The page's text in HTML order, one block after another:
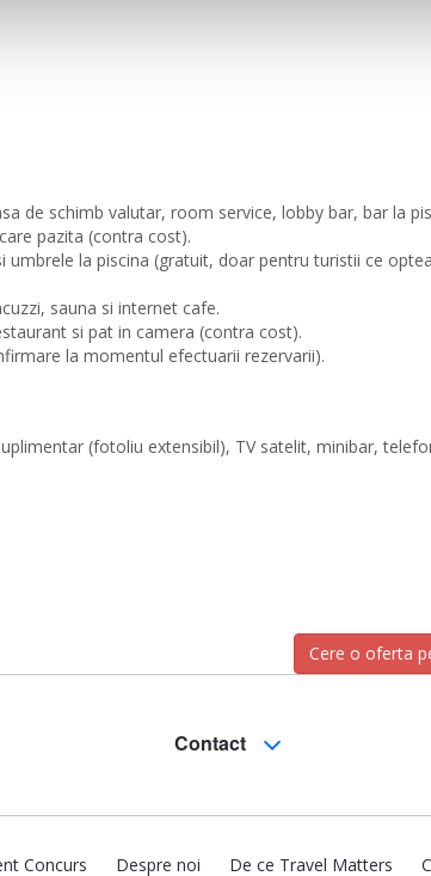
de schimb valutar, room service, lobby bar, bar la
pazita (contra cost).
umbrele la piscina (gratuit, doar pentru turistii ce
sauna si internet cafe.
si pat in camera (contra cost).
la momentul efectuarii rezervarii).
(fotoliu extensibil), TV satelit, minibar,
Cere o oferta
Contact
Concurs Despre noi De ce Travel Matters